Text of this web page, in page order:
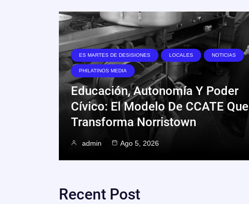
ES MARTES DE DESISIONES LOCALES NOTICIAS
PHILATINOS MEDIA
Educación, Autonomía Y Poder
Cívico: El Modelo De CCATE Que
Transforma Norristown
admin Ago 5, 2026
Recent Post